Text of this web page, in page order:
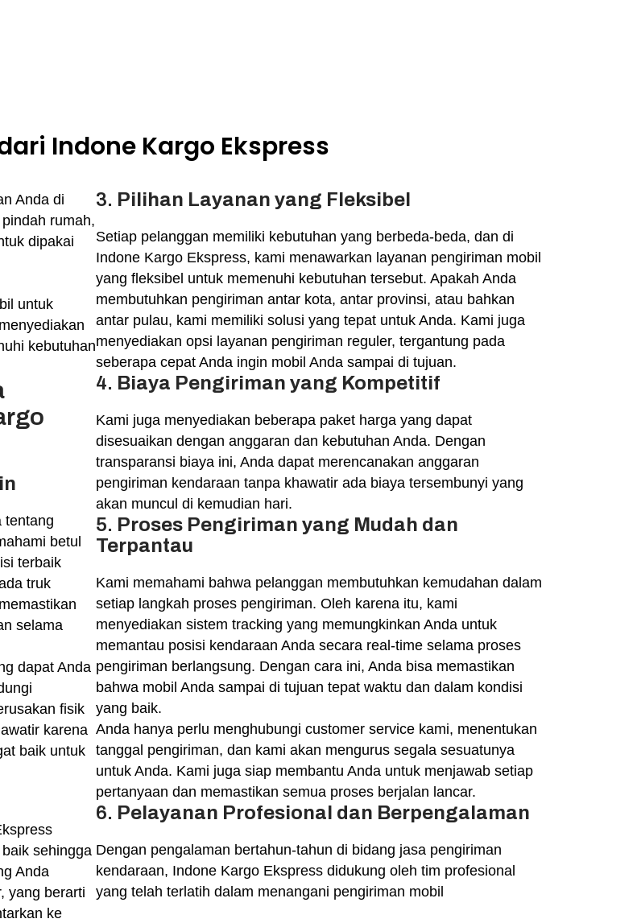
Indone Kargo Ekspress
Anda di
rumah,
dipakai
untuk
kebutuhan
tentang
betul
terbaik
truk
selama
dapat Anda
fisik
karena
baik untuk
sehingga
Anda
yang berarti
ke
3. Pilihan Layanan yang Fleksibel
Setiap pelanggan memiliki kebutuhan yang berbeda-beda, dan di
Indone Kargo Ekspress, kami menawarkan layanan pengiriman mobil
yang fleksibel untuk memenuhi kebutuhan tersebut. Apakah Anda
membutuhkan pengiriman antar kota, antar provinsi, atau bahkan
antar pulau, kami memiliki solusi yang tepat untuk Anda. Kami juga
menyediakan opsi layanan pengiriman reguler, tergantung pada
seberapa cepat Anda ingin mobil Anda sampai di tujuan.
4. Biaya Pengiriman yang Kompetitif
Kami juga menyediakan beberapa paket harga yang dapat
disesuaikan dengan anggaran dan kebutuhan Anda. Dengan
transparansi biaya ini, Anda dapat merencanakan anggaran
pengiriman kendaraan tanpa khawatir ada biaya tersembunyi yang
akan muncul di kemudian hari.
5. Proses Pengiriman yang Mudah dan
Terpantau
Kami memahami bahwa pelanggan membutuhkan kemudahan dalam
setiap langkah proses pengiriman. Oleh karena itu, kami
menyediakan sistem tracking yang memungkinkan Anda untuk
memantau posisi kendaraan Anda secara real-time selama proses
pengiriman berlangsung. Dengan cara ini, Anda bisa memastikan
bahwa mobil Anda sampai di tujuan tepat waktu dan dalam kondisi
yang baik.
Anda hanya perlu menghubungi customer service kami, menentukan
tanggal pengiriman, dan kami akan mengurus segala sesuatunya
untuk Anda. Kami juga siap membantu Anda untuk menjawab setiap
pertanyaan dan memastikan semua proses berjalan lancar.
6. Pelayanan Profesional dan Berpengalaman
Dengan pengalaman bertahun-tahun di bidang jasa pengiriman
kendaraan, Indone Kargo Ekspress didukung oleh tim profesional
yang telah terlatih dalam menangani pengiriman mobil